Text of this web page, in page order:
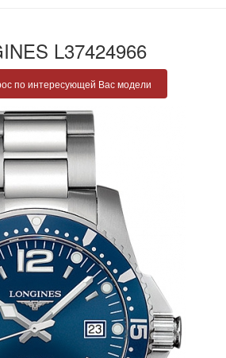
L37424966
по интересующей Вас модели